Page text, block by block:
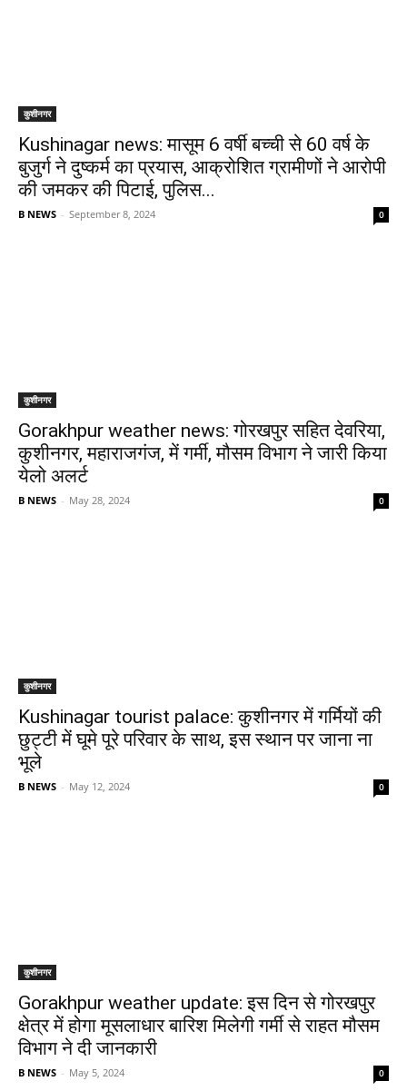
कुशीनगर
Kushinagar news: मासूम 6 वर्षी बच्ची से 60 वर्ष के
बुजुर्ग ने दुष्कर्म का प्रयास, आक्रोशित ग्रामीणों ने आरोपी
की जमकर की पिटाई, पुलिस...
B NEWS - September 8, 2024 0
कुशीनगर
Gorakhpur weather news: गोरखपुर सहित देवरिया,
कुशीनगर, महाराजगंज, में गर्मी, मौसम विभाग ने जारी किया
येलो अलर्ट
B NEWS - May 28, 2024 0
कुशीनगर
Kushinagar tourist palace: कुशीनगर में गर्मियों की
छुट्टी में घूमे पूरे परिवार के साथ, इस स्थान पर जाना ना
भूले
B NEWS - May 12, 2024 0
कुशीनगर
Gorakhpur weather update: इस दिन से गोरखपुर
क्षेत्र में होगा मूसलाधार बारिश मिलेगी गर्मी से राहत मौसम
विभाग ने दी जानकारी
B NEWS - May 5, 2024 0